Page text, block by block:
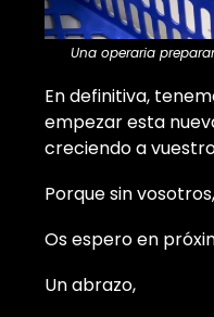
Una operaria
En definitiva,
empezar esta
creciendo a
Porque sin
Os espero en
Un abrazo,